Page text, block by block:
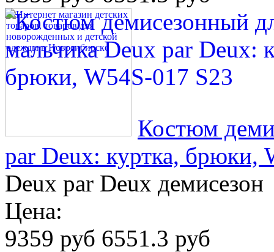
Костюм
par Deux: куртка, брюки,
Deux par Deux демисезон
Цена:
9359 руб 6551.3 руб